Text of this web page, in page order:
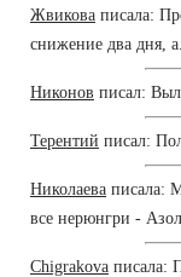
Жвикова писала:
снижение два дня, а.
Никонов писал:
Терентий писал:
Николаева писала:
все нерюнгри -
Chigrakova писала: